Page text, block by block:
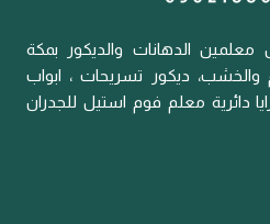
الدهانات والديكور بمكة
والخشب، ديكور تسريحات ، ابواب
دائرية معلم فوم استيل للجدران